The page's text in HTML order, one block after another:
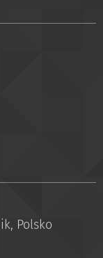
Polsko